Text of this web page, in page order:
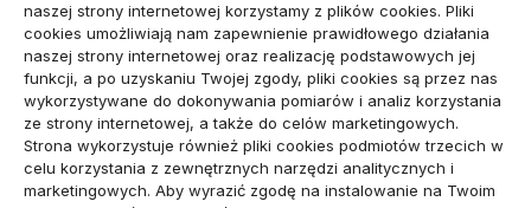
naszej strony internetowej korzystamy z plików cookies. Pliki
cookies umożliwiają nam zapewnienie prawidłowego działania
naszej strony internetowej oraz realizację podstawowych jej
funkcji, a po uzyskaniu Twojej zgody, pliki cookies są przez nas
wykorzystywane do dokonywania pomiarów i analiz korzystania
ze strony internetowej, a także do celów marketingowych.
Strona wykorzystuje również pliki cookies podmiotów trzecich w
celu korzystania z zewnętrznych narzędzi analitycznych i
marketingowych. Aby wyrazić zgodę na instalowanie na Twoim
Amortyzator Audi A6 C7 – najczęstsze usterki i
sposoby naprawy
Komunikacja marki osobistej przed kontaktem z
mediami